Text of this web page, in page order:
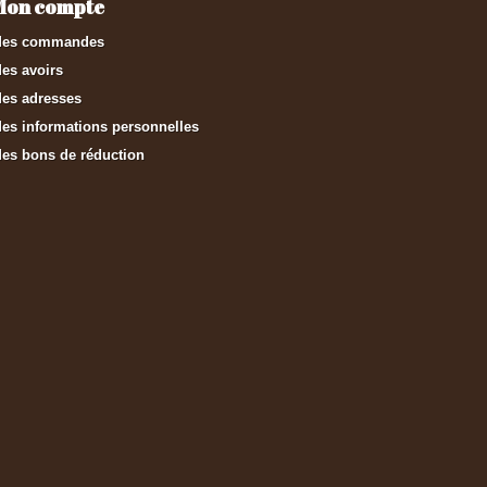
compte
commandes
avoirs
adresses
informations personnelles
bons de réduction